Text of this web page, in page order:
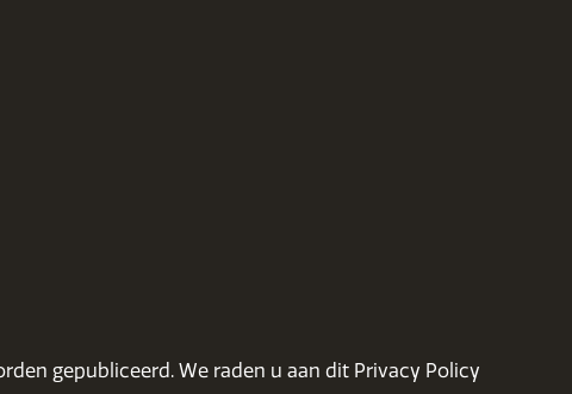
gepubliceerd. We raden u aan dit Privacy Policy